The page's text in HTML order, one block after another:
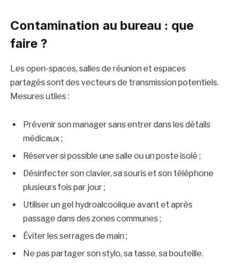
Contamination au bureau : que
faire ?
Les open-spaces, salles de réunion et espaces
partagés sont des vecteurs de transmission potentiels.
Mesures utiles :
Prévenir son manager sans entrer dans les détails
médicaux ;
Réserver si possible une salle ou un poste isolé ;
Désinfecter son clavier, sa souris et son téléphone
plusieurs fois par jour ;
Utiliser un gel hydroalcoolique avant et après
passage dans des zones communes ;
Éviter les serrages de main ;
Ne pas partager son stylo, sa tasse, sa bouteille.